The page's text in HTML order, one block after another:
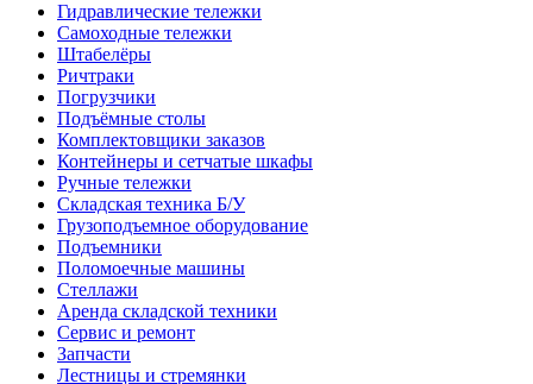
Гидравлические тележки
Самоходные тележки
Штабелёры
Ричтраки
Погрузчики
Подъёмные столы
Комплектовщики заказов
Контейнеры и сетчатые шкафы
Ручные тележки
Складская техника Б/У
Грузоподъемное оборудование
Подъемники
Поломоечные машины
Стеллажи
Аренда складской техники
Сервис и ремонт
Запчасти
Лестницы и стремянки